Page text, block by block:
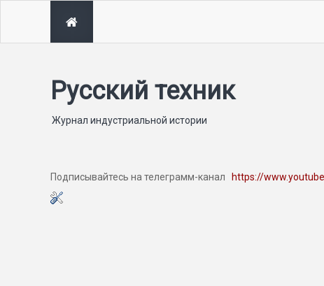
Русский техник
Журнал индустриальной истории
Подписывайтесь на телеграмм-канал https://